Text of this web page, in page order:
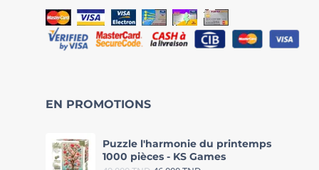
EN PROMOTIONS
Puzzle l'harmonie du printemps
1000 pièces - KS Games